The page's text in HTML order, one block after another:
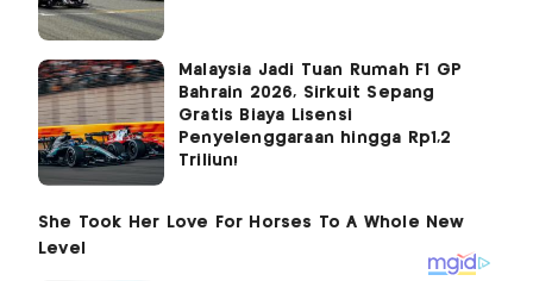
Malaysia Jadi Tuan Rumah F1 GP
Bahrain 2026, Sirkuit Sepang
Gratis Biaya Lisensi
Penyelenggaraan hingga Rp1,2
Triliun!